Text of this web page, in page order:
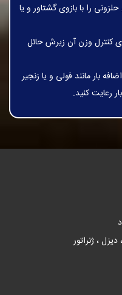
را با بازوی گشتاور و یا
کنترل وزن آن زیرش حائل
بار مانند فولی و یا زنجیر
رعایت کنید.
، ژنراتور